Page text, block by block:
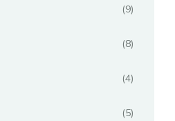
(9)
(8)
(4)
(5)